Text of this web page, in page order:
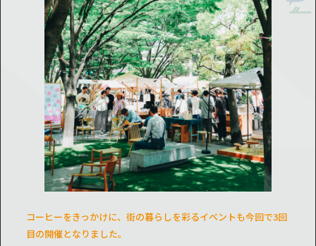
コーヒーをきっかけに、街の暮らしを彩るイベントも今回で3回
目の開催となりました。